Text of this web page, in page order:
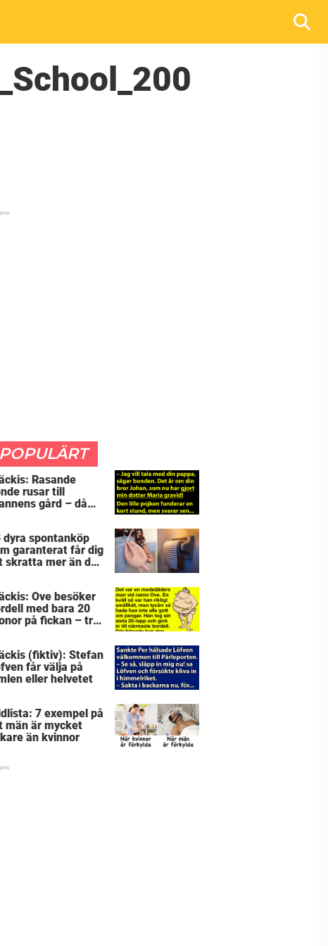
POPULÄRT
Rasande
rusar till
gård – då
dyra spontanköp
garanterat får dig
skratta mer än du
Ove besöker
med bara 20
på fickan – tre
(fiktiv): Stefan
får välja på
eller helvetet
7 exempel på
män är mycket
än kvinnor